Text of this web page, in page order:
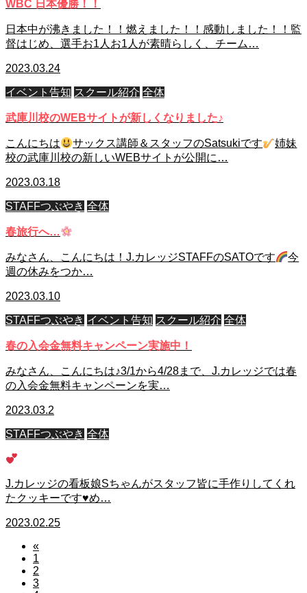
WBC 日本優勝！！
日本中が沸きました！！燃えました！！感動しました！！監
督はじめ、選手お1人お1人が素晴らしく、チーム…
2023.03.24
イベント告知 スクール紹介 全体
武庫川校のWEBサイトが新しくなりました♪
こんにちは サックス講師＆スタッフのSatsukiです
姉妹
校の武庫川校の新しいWEBサイトが公開に…
2023.03.18
STAFFつぶやき 全体
春旅行へ…
みなさん、こんにちは！J.カレッジSTAFFのSATOです
今
週の休みをつか…
2023.03.10
STAFFつぶやき イベント告知 スクール紹介 全体
春の入会金無料キャンペーン実施中！
みなさん、こんにちは♪3/1から4/28まで、J.カレッジでは春
の入会金無料キャンペーンを実…
2023.03.2
STAFFつぶやき 全体
J.カレッジの看板娘Sちゃんがスタッフ皆に手作りしてくれ
たクッキーです♥️め…
2023.02.25
«
1
2
3